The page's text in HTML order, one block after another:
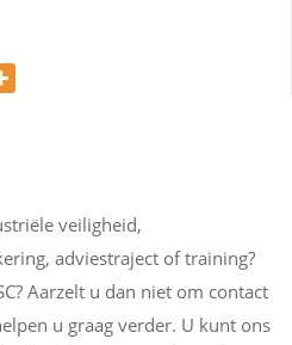
veiligheid,
adviestraject of training?
Aarzelt u dan niet om contact
u graag verder. U kunt ons